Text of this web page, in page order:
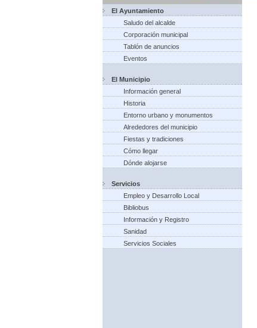
El Ayuntamiento
Saludo del alcalde
Corporación municipal
Tablón de anuncios
Eventos
El Municipio
Información general
Historia
Entorno urbano y monumentos
Alrededores del municipio
Fiestas y tradiciones
Cómo llegar
Dónde alojarse
Servicios
Empleo y Desarrollo Local
Bibliobus
Información y Registro
Sanidad
Servicios Sociales